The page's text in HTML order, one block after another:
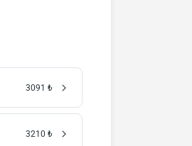
3091 ₺
3210 ₺